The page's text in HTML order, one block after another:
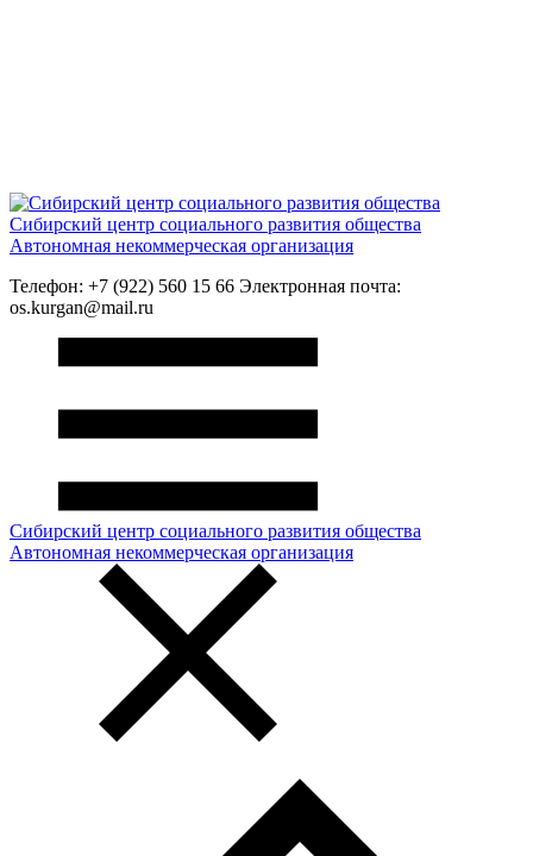
Сибирский центр социального развития общества
Автономная некоммерческая организация
Телефон: +7 (922) 560 15 66 Электронная почта:
os.kurgan@mail.ru
Сибирский центр социального развития общества
Автономная некоммерческая организация